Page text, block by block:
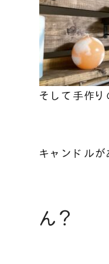
そして手作
キャンドル
ん？